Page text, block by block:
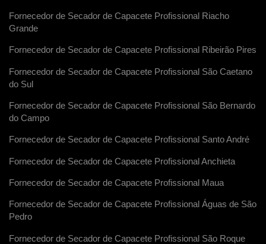
Fornecedor de Secador de Capacete Profissional Riacho
Grande
Fornecedor de Secador de Capacete Profissional Ribeirão Pires
Fornecedor de Secador de Capacete Profissional São Caetano
do Sul
Fornecedor de Secador de Capacete Profissional São Bernardo
do Campo
Fornecedor de Secador de Capacete Profissional Santo André
Fornecedor de Secador de Capacete Profissional Anchieta
Fornecedor de Secador de Capacete Profissional Maua
Fornecedor de Secador de Capacete Profissional Águas de São
Pedro
Fornecedor de Secador de Capacete Profissional São Roque